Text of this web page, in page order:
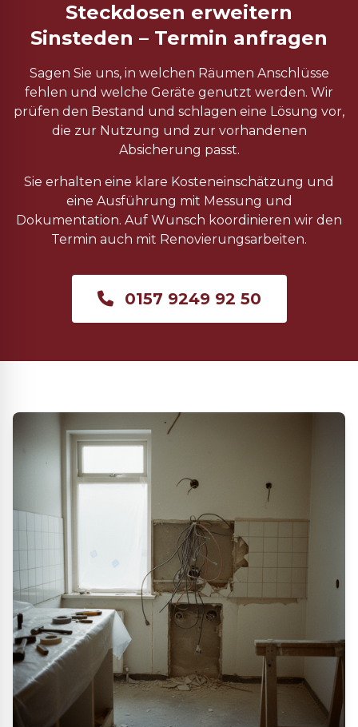
Steckdosen erweitern
Sinsteden – Termin anfragen
Sagen Sie uns, in welchen Räumen Anschlüsse
fehlen und welche Geräte genutzt werden. Wir
prüfen den Bestand und schlagen eine Lösung vor,
die zur Nutzung und zur vorhandenen
Absicherung passt.
Sie erhalten eine klare Kosteneinschätzung und
eine Ausführung mit Messung und
Dokumentation. Auf Wunsch koordinieren wir den
Termin auch mit Renovierungsarbeiten.
0157 9249 92 50